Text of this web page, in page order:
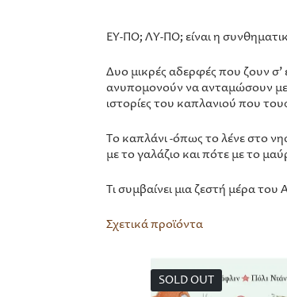
ΕΥ-ΠΟ; ΛΥ-ΠΟ; είναι η
Δυο μικρές αδερφές που ζουν σ’
ανυπομονούν να ανταμώσουν με
ιστορίες του καπλανιού που
Το καπλάνι -όπως το λένε στο
με το γαλάζιο και πότε με το
Τι συμβαίνει μια ζεστή μέρα
Σχετικά προϊόντα
SOLD OUT